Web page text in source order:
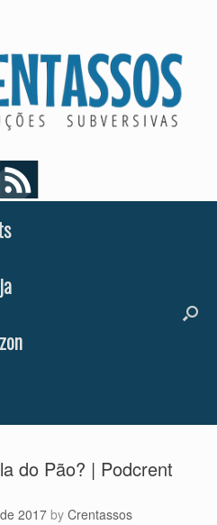
do Pão? | Podcrent
2017 by Crentassos